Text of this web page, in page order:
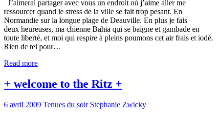
J’aimerai partager avec vous un endroit où j’aime aller me
ressourcer quand le stress de la ville se fait trop pesant. En
Normandie sur la longue plage de Deauville. En plus je fais
deux heureuses, ma chienne Bahia qui se baigne et gambade en
toute liberté, et moi qui respire à pleins poumons cet air frais et iodé.
Rien de tel pour…
Read more
+ welcome to the Ritz +
6 avril 2009 Tenues du soir Stephanie Zwicky